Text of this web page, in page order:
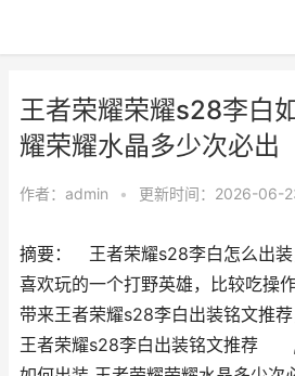
王者荣耀荣耀s28李白
耀荣耀水晶多少次必出
作者： admin • 更新时间：2026-06-
摘要： 王者荣耀s28李白怎么出装
喜欢玩的一个打野英雄，比较吃操
带来王者荣耀s28李白出装铭文推荐
王者荣耀s28李白出装铭文推荐 ,